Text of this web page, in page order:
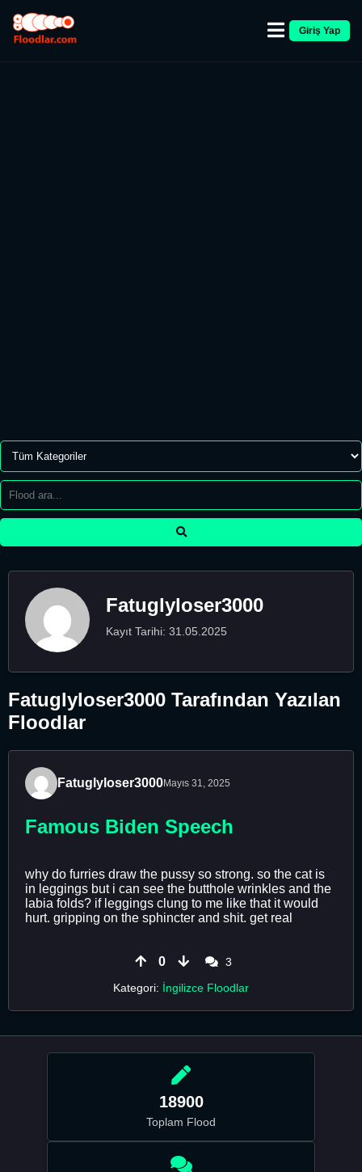
Giriş Yap
Fatuglyloser3000
Kayıt Tarihi: 31.05.2025
Fatuglyloser3000 Tarafından Yazılan
Floodlar
Fatuglyloser3000Mayıs 31, 2025
Famous Biden Speech
why do furries draw the pussy so strong. so the cat is
in leggings but i can see the butthole wrinkles and the
labia folds? if leggings clung to me like that it would
hurt. gripping on the sphincter and shit. get real
0
3
Kategori: İngilizce Floodlar
18900
Toplam Flood